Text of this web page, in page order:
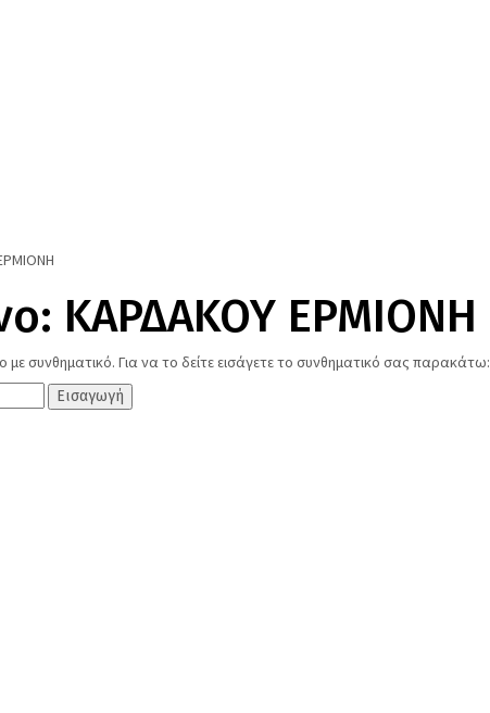
ΚΑΡΔΑΚΟΥ ΕΡΜΙΟΝΗ
με συνθηματικό. Για να το δείτε εισάγετε το συνθηματικό σας παρακάτω: